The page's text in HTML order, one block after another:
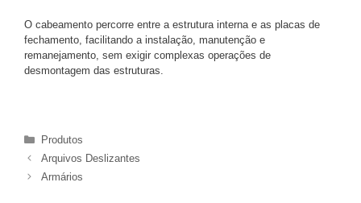
O cabeamento percorre entre a estrutura interna e as placas de
fechamento, facilitando a instalação, manutenção e
remanejamento, sem exigir complexas operações de
desmontagem das estruturas.
Produtos
Arquivos Deslizantes
Armários